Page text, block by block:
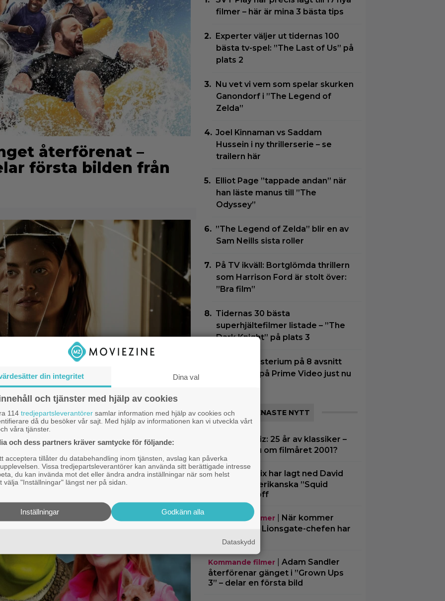
återförenat –
första bilden från
i ”Den hemliga
Netflix-thrillern visar
filmer – här är mina 3 bästa tips
Experter väljer ut tidernas 100
bästa tv-spel: ”The Last of Us” på
plats 2
Nu vet vi vem som spelar skurken
Ganondorf i ”The Legend of
Zelda”
Joel Kinnaman vs Saddam
Hussein i ny thrillerserie – se
trailern här
Elliot Page ”tappade andan” när
han läste manus till ”The
Odyssey”
”The Legend of Zelda” blir en av
Sam Neills sista roller
På TV ikväll: Bortglömda thrillern
som Harrison Ford är stolt över:
”Bra film”
Tidernas 30 bästa
superhjältefilmer listade – ”The
Dark Knight” på plats 3
Ett nytt mysterium på 8 avsnitt
gör succé på Prime Video just nu
SENASTE NYTT
Filmquiz: 25 år av klassiker –
vad minns du om filmåret 2001?
Netflix
Netflix har lagt ned David
Finchers amerikanska ”Squid
Game”-spinoff
Kommande filmer|
När kommer
”Michael 2”? Lionsgate-chefen har
ett svar
Kommande filmer| Adam Sandler
återförenar gänget i ”Grown Ups
3” – delar en första bild
din integritet Dina val
och tjänster med hjälp av cookies
114 tredjepartsleverantörer samlar information med hjälp av cookies och
då du besöker vår sajt. Med hjälp av informationen kan vi utveckla vårt
våra tjänster.
och dess partners kräver samtycke för följande:
acceptera tillåter du databehandling inom tjänsten, avslag kan påverka
Vissa tredjepartsleverantörer kan använda sitt berättigade intresse
du kan invända mot det eller ändra andra inställningar när som helst
välja "Inställningar" längst ner på sidan.
Godkänn alla
Inställningar
Dataskydd